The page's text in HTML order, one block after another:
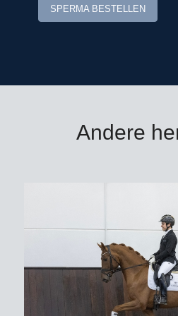
Coloudina (v. Café au
halfzus Chaccodina (v.
bracht de via de P.S.I.-
springer Eurostar I (v.
Almhügel III) is een
team-Olympisch
Askan/Gerd Wiltfang.
Chacoon Blue:
SPERMA BESTELLEN
Andere